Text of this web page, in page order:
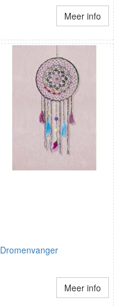
Meer info
Dromenvanger
Meer info